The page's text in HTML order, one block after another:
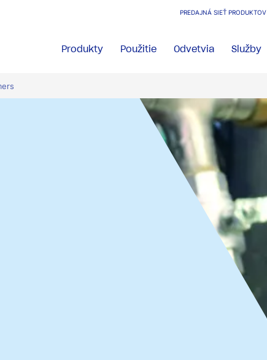
PREDAJNÁ SIEŤ PRODUKTOV
Produkty Použitie Odvetvia Služby